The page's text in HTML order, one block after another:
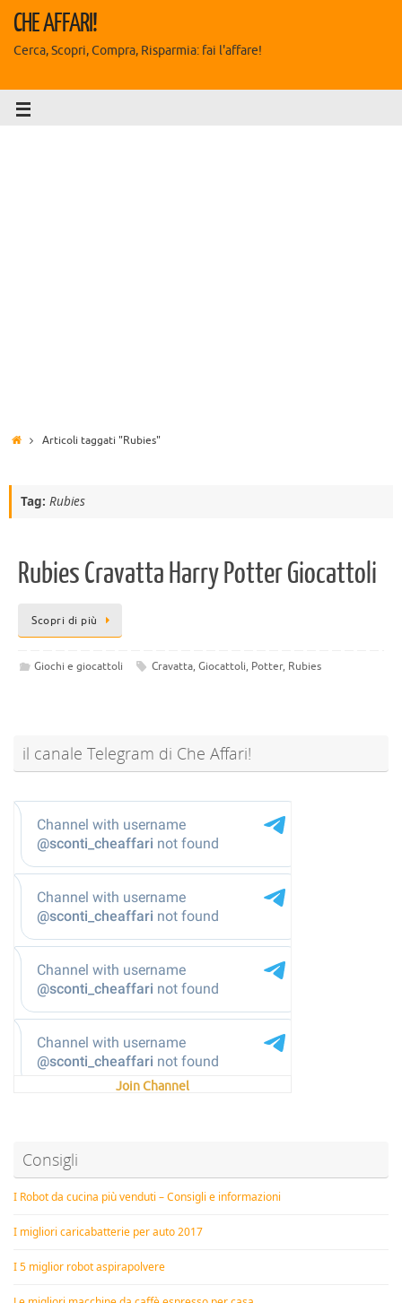
CHE AFFARI!
Cerca, Scopri, Compra, Risparmia: fai l'affare!
Articoli taggati "Rubies"
Tag: Rubies
Rubies Cravatta Harry Potter Giocattoli
Scopri di più
Giochi e giocattoli Cravatta,Giocattoli, Potter, Rubies
il canale Telegram di Che Affari!
Join Channel
Consigli
I Robot da cucina più venduti – Consigli e informazioni
I migliori caricabatterie per auto 2017
I 5 miglior robot aspirapolvere